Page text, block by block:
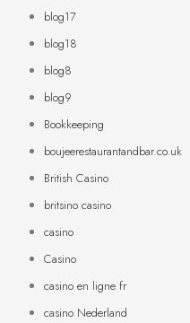
blog17
blog18
blog8
blog9
Bookkeeping
boujeerestaurantandbar.co.uk
British Casino
britsino casino
casino
Casino
casino en ligne fr
casino Nederland